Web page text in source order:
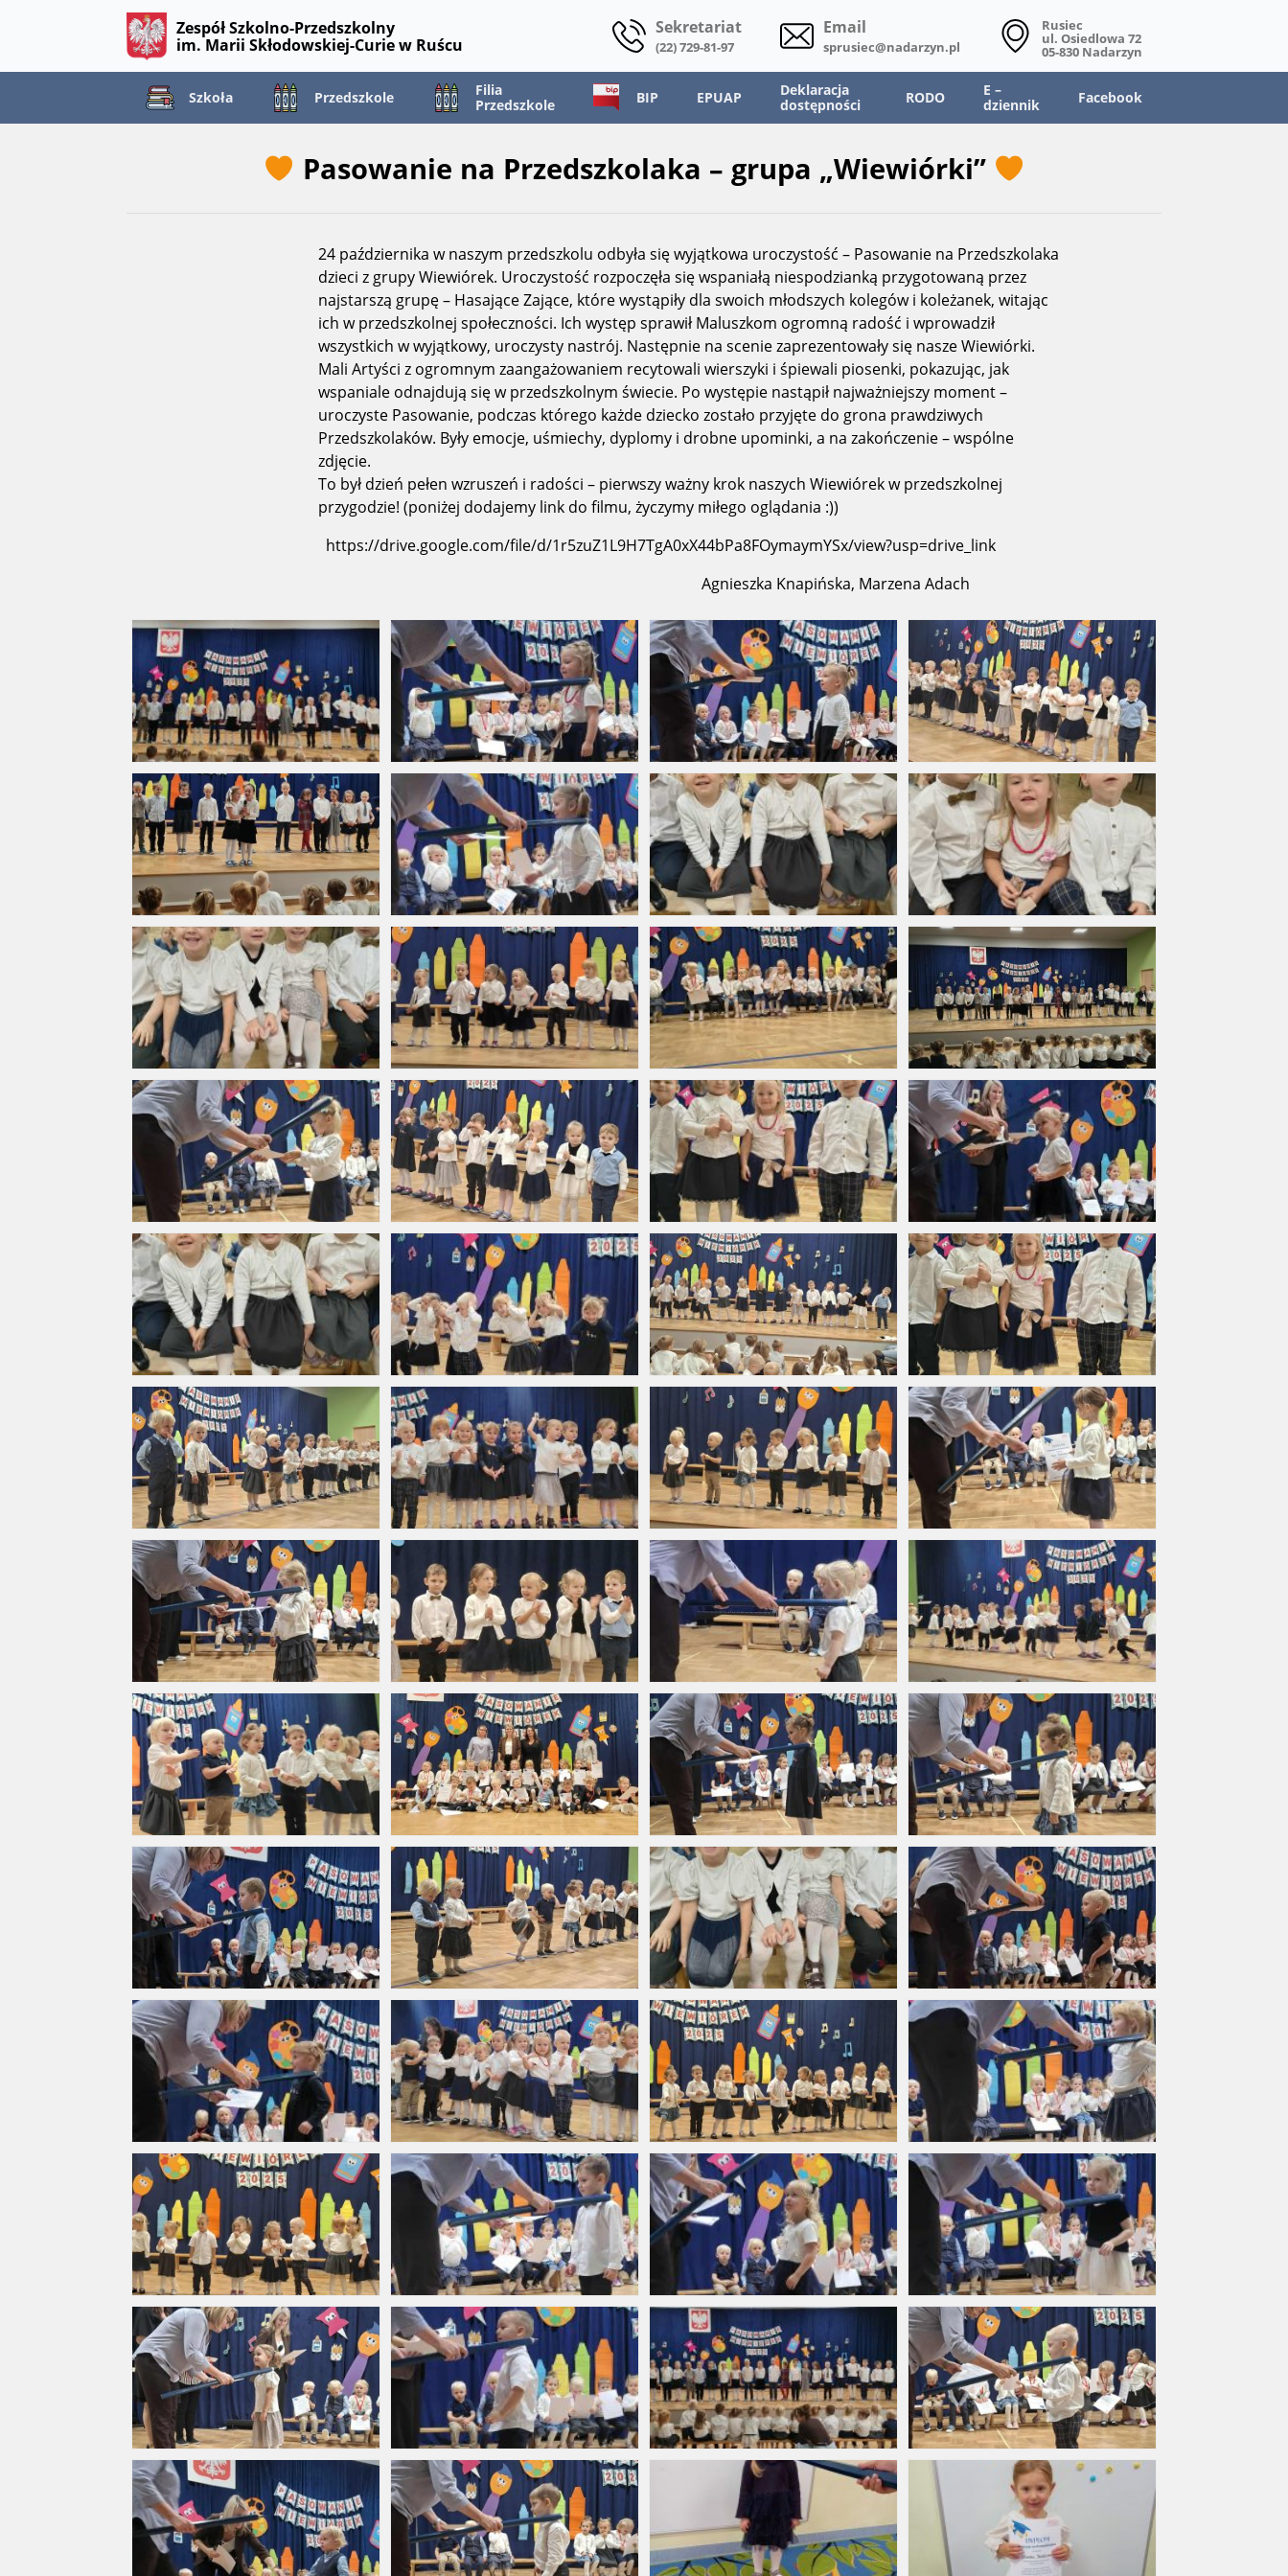
Zespół Szkolno-Przedszkolny
im. Marii Skłodowskiej-Curie w Ruścu
Sekretariat
(22) 729-81-97
Email
sprusiec@nadarzyn.pl
Rusiec
ul. Osiedlowa 72
05-830 Nadarzyn
Szkoła Przedszkole
Filia
Przedszkole
BIP EPUAP
Deklaracja
dostępności
RODO
E –
dziennik
Facebook
Pasowanie na Przedszkolaka – grupa „Wiewiórki”
24 października w naszym przedszkolu odbyła się wyjątkowa uroczystość – Pasowanie na Przedszkolaka
dzieci z grupy Wiewiórek. Uroczystość rozpoczęła się wspaniałą niespodzianką przygotowaną przez
najstarszą grupę – Hasające Zające, które wystąpiły dla swoich młodszych kolegów i koleżanek, witając
ich w przedszkolnej społeczności. Ich występ sprawił Maluszkom ogromną radość i wprowadził
wszystkich w wyjątkowy, uroczysty nastrój. Następnie na scenie zaprezentowały się nasze Wiewiórki.
Mali Artyści z ogromnym zaangażowaniem recytowali wierszyki i śpiewali piosenki, pokazując, jak
wspaniale odnajdują się w przedszkolnym świecie. Po występie nastąpił najważniejszy moment –
uroczyste Pasowanie, podczas którego każde dziecko zostało przyjęte do grona prawdziwych
Przedszkolaków. Były emocje, uśmiechy, dyplomy i drobne upominki, a na zakończenie – wspólne
zdjęcie.
To był dzień pełen wzruszeń i radości – pierwszy ważny krok naszych Wiewiórek w przedszkolnej
przygodzie! (poniżej dodajemy link do filmu, życzymy miłego oglądania :))
https://drive.google.com/file/d/1r5zuZ1L9H7TgA0xX44bPa8FOymaymYSx/view?usp=drive_link
Agnieszka Knapińska, Marzena Adach